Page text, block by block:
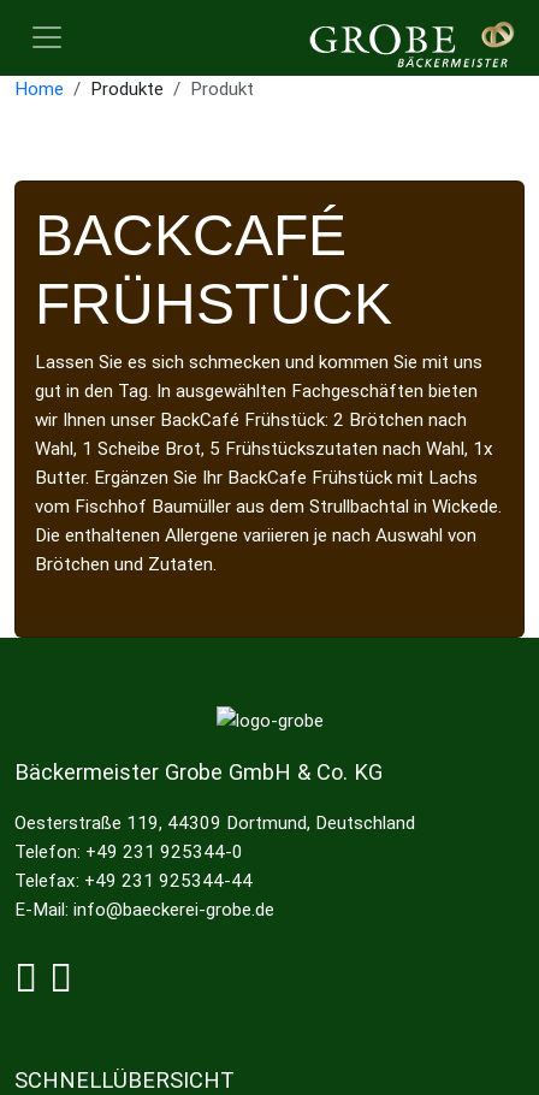
Home Produkte Produkt
BACKCAFÉ
FRÜHSTÜCK
Lassen Sie es sich schmecken und kommen Sie mit uns
gut in den Tag. In ausgewählten Fachgeschäften bieten
wir Ihnen unser BackCafé Frühstück: 2 Brötchen nach
Wahl, 1 Scheibe Brot, 5 Frühstückszutaten nach Wahl, 1x
Butter. Ergänzen Sie Ihr BackCafe Frühstück mit Lachs
vom Fischhof Baumüller aus dem Strullbachtal in Wickede.
Die enthaltenen Allergene variieren je nach Auswahl von
Brötchen und Zutaten.
Bäckermeister Grobe GmbH & Co. KG
Oesterstraße 119, 44309 Dortmund, Deutschland
Telefon: +49 231 925344-0
Telefax: +49 231 925344-44
E-Mail: info@baeckerei-grobe.de
Grobe bei Facebook
SCHNELLÜBERSICHT